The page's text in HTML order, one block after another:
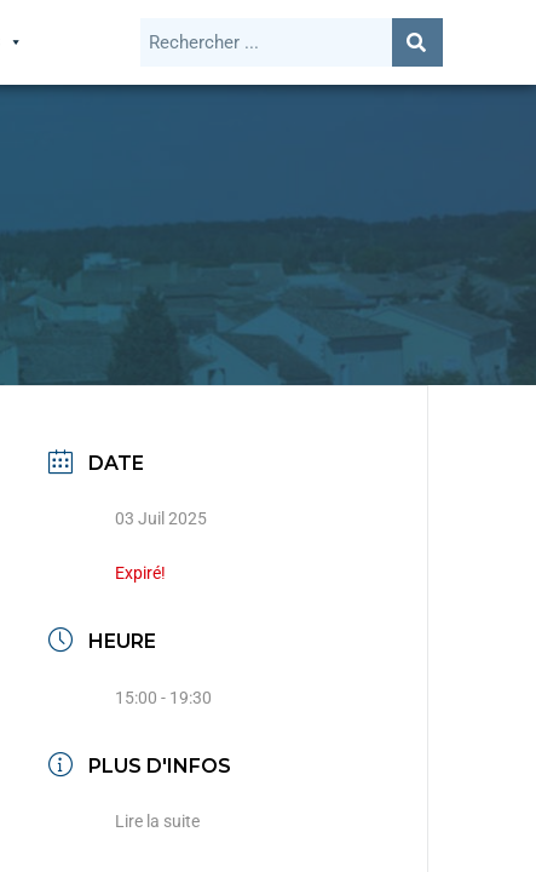
DATE
03 Juil 2025
Expiré!
HEURE
15:00 - 19:30
PLUS D'INFOS
Lire la suite